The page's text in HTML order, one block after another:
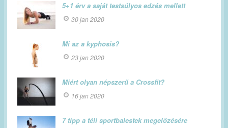
5+1 érv a saját testsúlyos edzés mellett
30 jan 2020
Mi az a kyphosis?
23 jan 2020
Miért olyan népszerű a Crossfit?
16 jan 2020
7 tipp a téli sportbalestek megelőzésére